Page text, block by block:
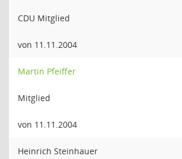
CDU Mitglied
von 11.11.2004
Martin Pfeiffer
Mitglied
von 11.11.2004
Heinrich Steinhauer